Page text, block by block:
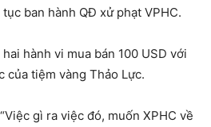
ban hành QĐ xử phạt VPHC.
hành vi mua bán 100 USD với
của tiệm vàng Thảo Lực.
gì ra việc đó, muốn XPHC về